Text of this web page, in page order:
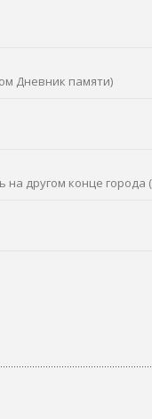
Дневник памяти)
другом конце города